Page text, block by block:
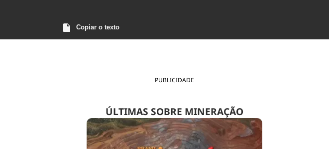
Copiar o texto
PUBLICIDADE
ÚLTIMAS SOBRE MINERAÇÃO